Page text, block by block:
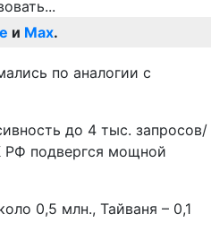
и Max.
по аналогии с
до 4 тыс. запросов/
РФ подвергся мощной
0,5 млн., Тайваня – 0,1